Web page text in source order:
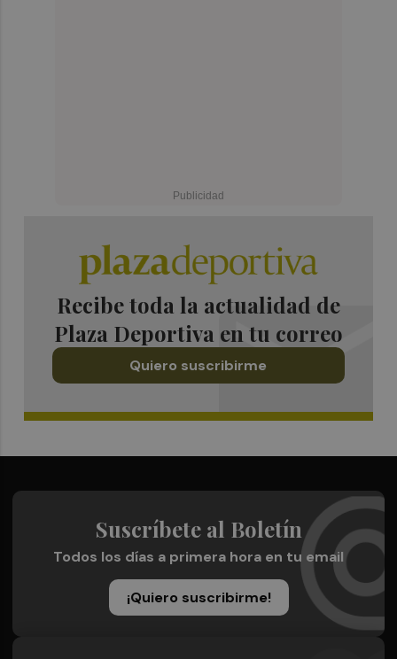
Recibe toda la actualidad de
Plaza Deportiva en tu correo
Quiero suscribirme
Suscríbete al Boletín
Todos los días a primera hora en tu email
¡Quiero suscribirme!